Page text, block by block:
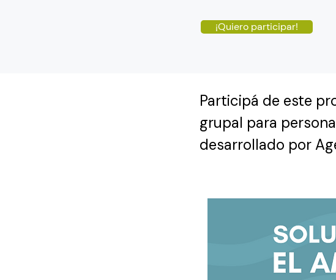
¡Quiero participar!
Participá de este
grupal para
desarrollado por